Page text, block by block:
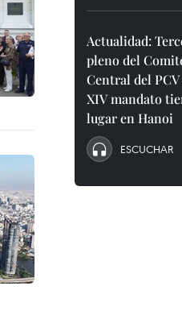
Actualidad:
pleno del
Central del PCV
XIV mandato
lugar en Hanoi
ESCUCHAR